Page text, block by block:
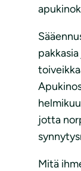
jotta
Mitä